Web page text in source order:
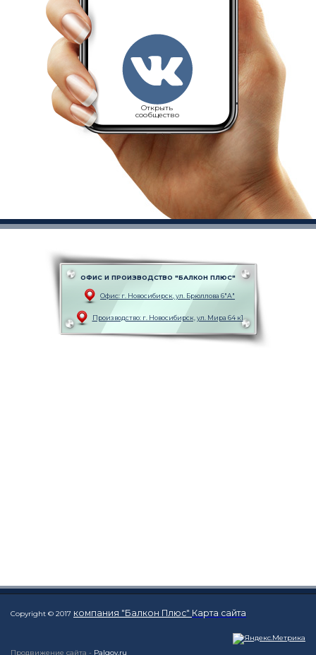
Открыть
сообщество
ОФИС И ПРОИЗВОДСТВО "БАЛКОН ПЛЮС"
Офис: г. Новоcибирск, ул. Брюллова 6"А"
Производство: г. Новоcибирск, ул. Мира 64 к1
Copyright © 2017 компания "Балкон Плюс" Карта сайта
Продвижение сайта - Palgov.ru